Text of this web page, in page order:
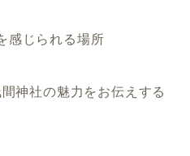
感じられる場所
神社の魅力をお伝えする